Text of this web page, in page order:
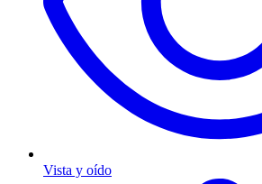
Vista y oído